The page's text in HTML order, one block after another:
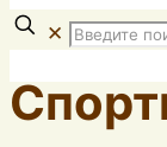
✕